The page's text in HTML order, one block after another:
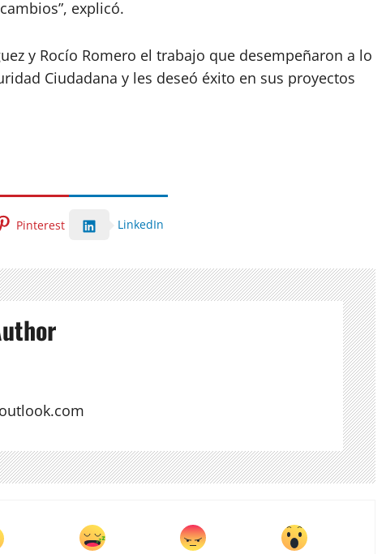
explicó.
y Rocío Romero el trabajo que desempeñaron a lo
Ciudadana y les deseó éxito en sus proyectos
Pinterest LinkedIn